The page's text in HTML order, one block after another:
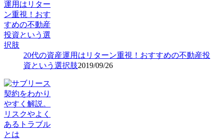
20代の資産運用はリターン重視！おすすめの不動産投
資という選択肢2019/09/26